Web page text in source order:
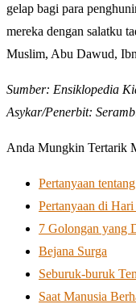
gelap bagi para
mereka dengan salatku
Muslim, Abu Dawud,
Sumber: Ensiklopedia
Asykar/Penerbit:
Anda Mungkin Tertarik
Pertanyaan
Pertanyaan di
7 Golongan yang
Bejana Surga
Seburuk-buruk
Saat Manusia